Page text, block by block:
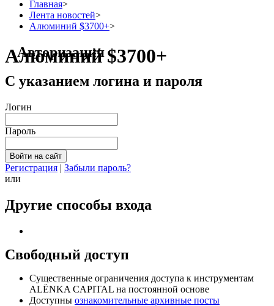
Главная>
Лента новостей>
Алюминий $3700+>
Алюминий $3700+
Авторизация
С указанием логина и пароля
Логин
Пароль
Регистрация | Забыли пароль?
или
Другие способы входа
Свободный доступ
Cущественные ограничения доступа к инструментам
ALЁNKA CAPITAL на постоянной основе
Доступны ознакомительные архивные посты